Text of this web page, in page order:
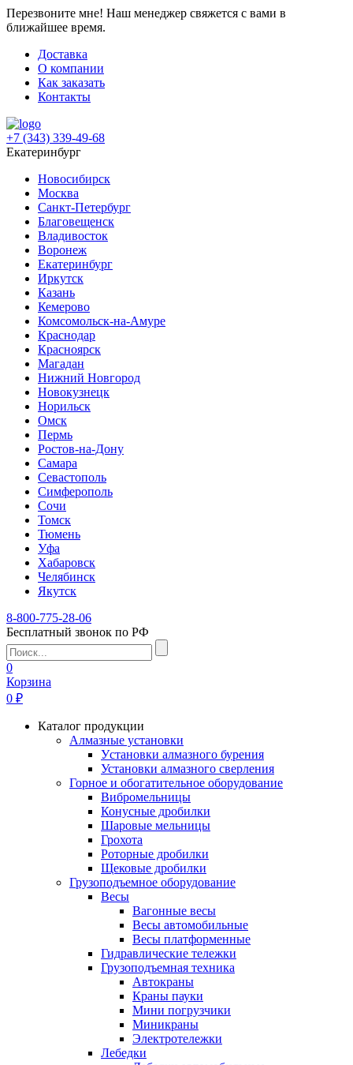
Перезвоните мне! Наш менеджер свяжется с вами в
ближайшее время.
Доставка
О компании
Как заказать
Контакты
+7 (343) 339-49-68
Екатеринбург
Новосибирск
Москва
Санкт-Петербург
Благовещенск
Владивосток
Воронеж
Екатеринбург
Иркутск
Казань
Кемерово
Комсомольск-на-Амуре
Краснодар
Красноярск
Магадан
Нижний Новгород
Новокузнецк
Норильск
Омск
Пермь
Ростов-на-Дону
Самара
Севастополь
Симферополь
Сочи
Томск
Тюмень
Уфа
Хабаровск
Челябинск
Якутск
8-800-775-28-06
Бесплатный звонок по РФ
0
Корзина
0 ₽
Каталог продукции
Алмазные установки
Уcтановки алмазного бурения
Установки алмазного сверления
Горное и обогатительное оборудование
Вибромельницы
Конусные дробилки
Шаровые мельницы
Грохота
Роторные дробилки
Щековые дробилки
Грузоподъемное оборудование
Весы
Вагонные весы
Весы автомобильные
Весы платформенные
Гидравлические тележки
Грузоподъемная техника
Автокраны
Краны пауки
Мини погрузчики
Миникраны
Электротележки
Лебедки